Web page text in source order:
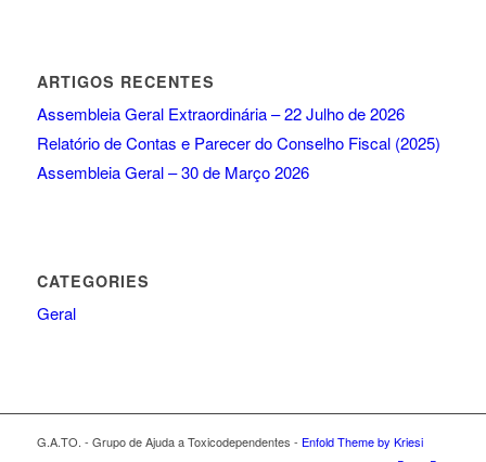
ARTIGOS RECENTES
Assembleia Geral Extraordinária – 22 Julho de 2026
Relatório de Contas e Parecer do Conselho Fiscal (2025)
Assembleia Geral – 30 de Março 2026
CATEGORIES
Geral
G.A.TO. - Grupo de Ajuda a Toxicodependentes - Enfold Theme by Kriesi